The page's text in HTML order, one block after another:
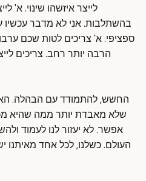
לייצר איזשהו שינוי. א'
בהשתלבות. אני לא מדבר עכשיו
ספציפי. א' צריכים לטות שכם
הרבה יותר רחב. צריכים
החשש, להתמודד עם הבהלה.
שלא מאבדת יותר ממה שהיא
אפשר. לא יעזור לנו לעמוד
העולם. כשלנו, לכל אחד